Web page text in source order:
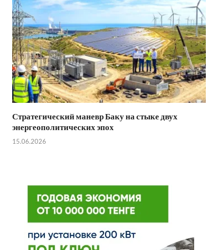
Стратегический маневр Баку на стыке двух
энергеополитических эпох
15.06.2026